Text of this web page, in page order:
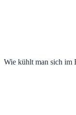
Wie kühlt man sich im